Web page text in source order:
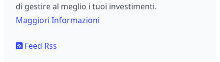
di gestire al meglio i tuoi investimenti.
Maggiori Informazioni
Feed Rss